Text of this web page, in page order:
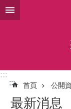
跳到主要內容區塊
:::
:::
首頁 公開
最新消息